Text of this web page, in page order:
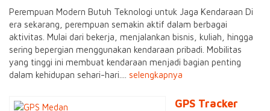
Perempuan Modern Butuh Teknologi untuk Jaga Kendaraan Di
era sekarang, perempuan semakin aktif dalam berbagai
aktivitas. Mulai dari bekerja, menjalankan bisnis, kuliah, hingga
sering bepergian menggunakan kendaraan pribadi. Mobilitas
yang tinggi ini membuat kendaraan menjadi bagian penting
dalam kehidupan sehari-hari.... selengkapnya
GPS Tracker